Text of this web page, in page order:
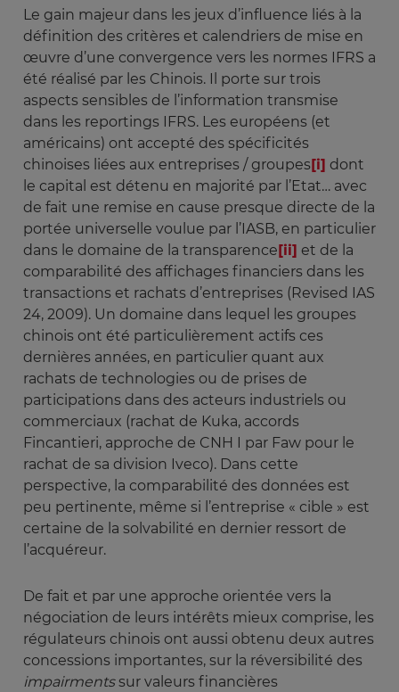
Le gain majeur dans les jeux d’influence liés à la
définition des critères et calendriers de mise en
œuvre d’une convergence vers les normes IFRS a
été réalisé par les Chinois. Il porte sur trois
aspects sensibles de l’information transmise
dans les reportings IFRS. Les européens (et
américains) ont accepté des spécificités
chinoises liées aux entreprises / groupes [i] dont
le capital est détenu en majorité par l’Etat… avec
de fait une remise en cause presque directe de la
portée universelle voulue par l’IASB, en particulier
dans le domaine de la transparence [ii] et de la
comparabilité des affichages financiers dans les
transactions et rachats d’entreprises (Revised IAS
24, 2009). Un domaine dans lequel les groupes
chinois ont été particulièrement actifs ces
dernières années, en particulier quant aux
rachats de technologies ou de prises de
participations dans des acteurs industriels ou
commerciaux (rachat de Kuka, accords
Fincantieri, approche de CNH I par Faw pour le
rachat de sa division Iveco). Dans cette
perspective, la comparabilité des données est
peu pertinente, même si l’entreprise « cible » est
certaine de la solvabilité en dernier ressort de
l’acquéreur.
De fait et par une approche orientée vers la
négociation de leurs intérêts mieux comprise, les
régulateurs chinois ont aussi obtenu deux autres
concessions importantes, sur la réversibilité des
impairmentssur valeurs financières